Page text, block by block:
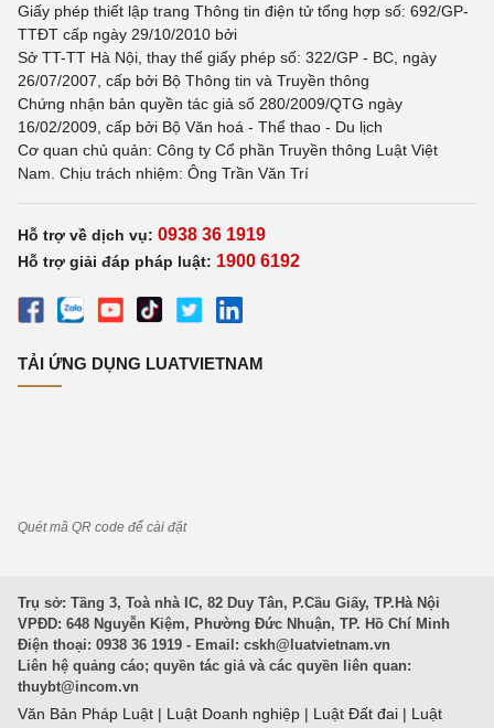
Giấy phép thiết lập trang Thông tin điện tử tổng hợp số: 692/GP-
TTĐT cấp ngày 29/10/2010 bởi
Sở TT-TT Hà Nội, thay thế giấy phép số: 322/GP - BC, ngày
26/07/2007, cấp bởi Bộ Thông tin và Truyền thông
Chứng nhận bản quyền tác giả số 280/2009/QTG ngày
16/02/2009, cấp bởi Bộ Văn hoá - Thể thao - Du lịch
Cơ quan chủ quản: Công ty Cổ phần Truyền thông Luật Việt
Nam. Chịu trách nhiệm: Ông Trần Văn Trí
Hỗ trợ về dịch vụ: 0938 36 1919
Hỗ trợ giải đáp pháp luật: 1900 6192
TẢI ỨNG DỤNG LUATVIETNAM
Quét mã QR code để cài đặt
Trụ sở: Tầng 3, Toà nhà IC, 82 Duy Tân, P.Cầu Giấy, TP.Hà Nội
VPĐD: 648 Nguyễn Kiệm, Phường Đức Nhuận, TP. Hồ Chí Minh
Điện thoại: 0938 36 1919 - Email: cskh@luatvietnam.vn
Liên hệ quảng cáo; quyền tác giả và các quyền liên quan:
thuybt@incom.vn
Văn Bản Pháp Luật | Luật Doanh nghiệp | Luật Đất đai | Luật